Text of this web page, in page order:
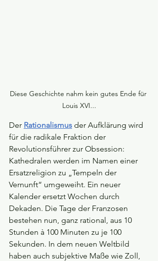
Diese Geschichte nahm kein gutes Ende für
Louis XVI...
Der Rationalismus der Aufklärung wird
für die radikale Fraktion der
Revolutionsführer zur Obsession:
Kathedralen werden im Namen einer
Ersatzreligion zu „Tempeln der
Vernunft“ umgeweiht. Ein neuer
Kalender ersetzt Wochen durch
Dekaden. Die Tage der Franzosen
bestehen nun, ganz rational, aus 10
Stunden à 100 Minuten zu je 100
Sekunden. In dem neuen Weltbild
haben auch subjektive Maße wie Zoll,